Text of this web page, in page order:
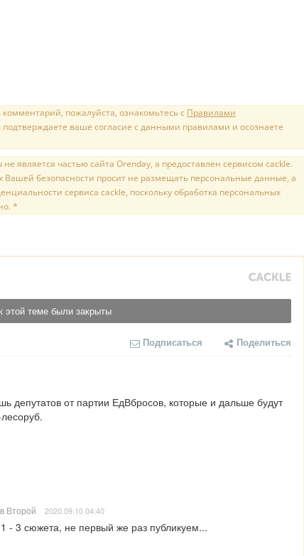
пожалуйста, ознакомьтесь с Правилами
ваше согласие с данными правилами и осознаете
является частью сайта Orenday, а предоставлен сервисом cackle.
безопасности просит не размещать персональные данные, а
сервиса cackle, поскольку обработка персональных
*
этой теме были закрыты
Подписаться Поделиться
депутатов от партии ЕдВбросов, которые и дальше будут
Второй 2020.09.10 04:40
- 3 сюжета, не первый же раз публикуем...